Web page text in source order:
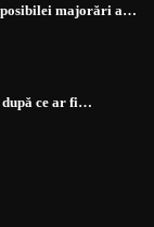
posibilei majorări a…
după ce ar fi…